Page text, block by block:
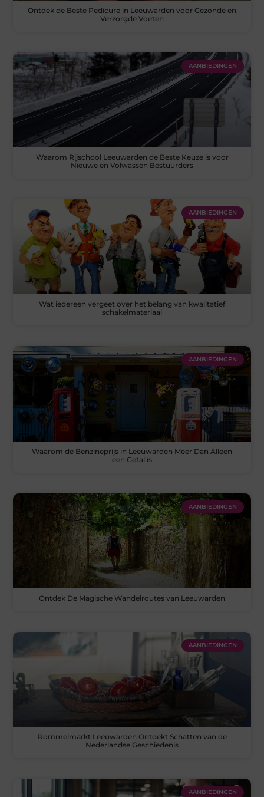
Ontdek de Beste Pedicure in Leeuwarden voor Gezonde en
Verzorgde Voeten
AANBIEDINGEN
Waarom Rijschool Leeuwarden de Beste Keuze is voor
Nieuwe en Volwassen Bestuurders
AANBIEDINGEN
Wat iedereen vergeet over het belang van kwalitatief
schakelmateriaal
AANBIEDINGEN
Waarom de Benzineprijs in Leeuwarden Meer Dan Alleen
een Getal is
AANBIEDINGEN
Ontdek De Magische Wandelroutes van Leeuwarden
AANBIEDINGEN
Rommelmarkt Leeuwarden Ontdekt Schatten van de
Nederlandse Geschiedenis
AANBIEDINGEN